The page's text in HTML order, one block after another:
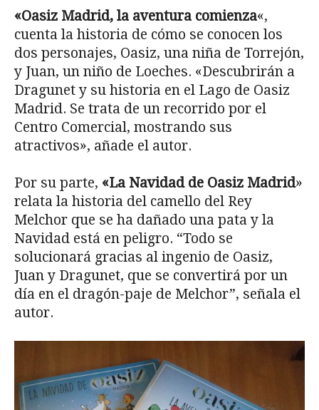
«Oasiz Madrid, la aventura comienza«,
cuenta la historia de cómo se conocen los
dos personajes, Oasiz, una niña de Torrejón,
y Juan, un niño de Loeches. «Descubrirán a
Dragunet y su historia en el Lago de Oasiz
Madrid. Se trata de un recorrido por el
Centro Comercial, mostrando sus
atractivos», añade el autor.
Por su parte, «La Navidad de Oasiz Madrid»
relata la historia del camello del Rey
Melchor que se ha dañado una pata y la
Navidad está en peligro. “Todo se
solucionará gracias al ingenio de Oasiz,
Juan y Dragunet, que se convertirá por un
día en el dragón-paje de Melchor”, señala el
autor.